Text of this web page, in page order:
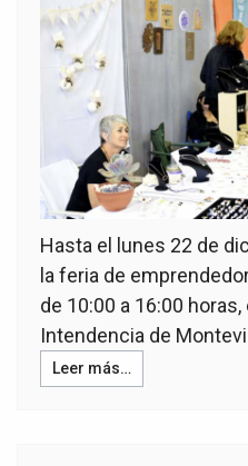
Hasta el lunes 22 de
la feria de
de 10:00 a 16:00
Intendencia de
Leer más…